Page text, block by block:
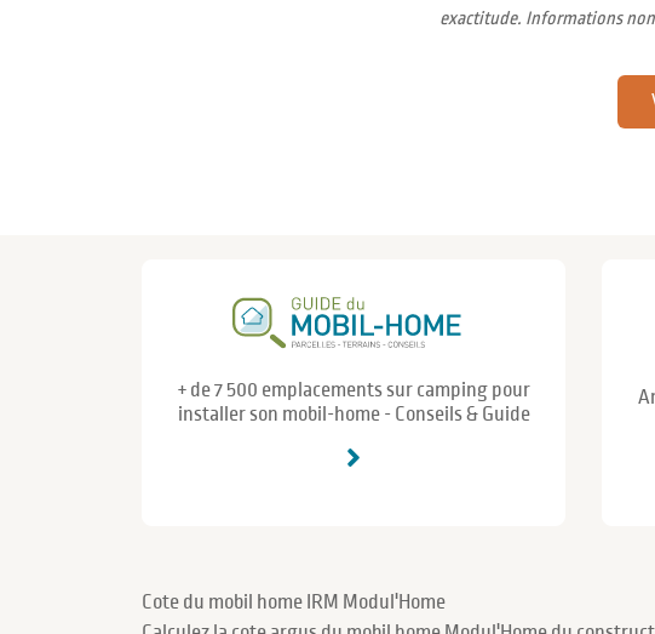
exactitude. Informations
+ de 7 500 emplacements sur camping pour
installer son mobil-home - Conseils & Guide
Cote du mobil home IRM Modul'Home